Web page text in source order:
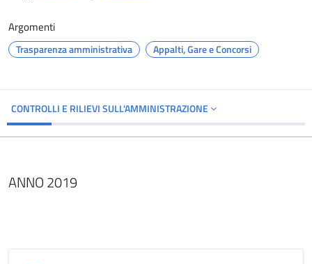
Argomenti
Trasparenza amministrativa Appalti, Gare e Concorsi
CONTROLLI E RILIEVI SULL'AMMINISTRAZIONE
ANNO 2019